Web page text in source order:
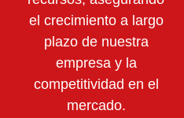
el crecimiento a largo
plazo de nuestra
empresa y la
competitividad en el
mercado.